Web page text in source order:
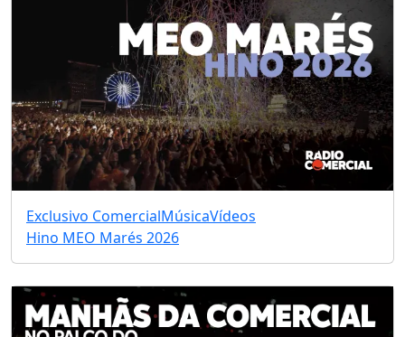
Exclusivo ComercialMúsicaVídeos
Hino MEO Marés 2026